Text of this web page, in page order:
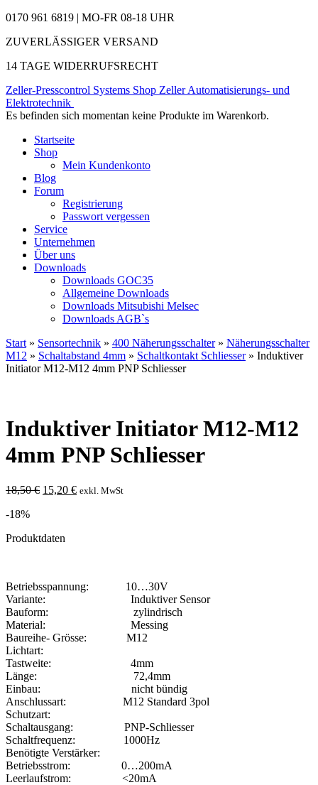
0170 961 6819 | MO-FR 08-18 UHR
ZUVERLÄSSIGER VERSAND
14 TAGE WIDERRUFSRECHT
Zeller-Presscontrol Systems Shop Zeller Automatisierungs- und
Elektrotechnik
Es befinden sich momentan keine Produkte im Warenkorb.
Startseite
Shop
Mein Kundenkonto
Blog
Forum
Registrierung
Passwort vergessen
Service
Unternehmen
Über uns
Downloads
Downloads GOC35
Allgemeine Downloads
Downloads Mitsubishi Melsec
Downloads AGB`s
Start » Sensortechnik » 400 Näherungsschalter» Näherungsschalter
M12 » Schaltabstand 4mm » Schaltkontakt Schliesser» Induktiver
Initiator M12-M12 4mm PNP Schliesser
Induktiver Initiator M12-M12
4mm PNP Schliesser
18,50€ Ursprünglicher
15,20 €Aktueller
exkl. MwSt
-18%
Produktdaten
Betriebsspannung: 10…30V
Variante: Induktiver Sensor
Bauform: zylindrisch
Material: Messing
Baureihe- Grösse: M12
Lichtart:
Tastweite: 4mm
Länge: 72,4mm
Einbau: nicht bündig
Anschlussart: M12 Standard 3pol
Schutzart:
Schaltausgang: PNP-Schliesser
Schaltfrequenz: 1000Hz
Benötigte Verstärker:
Betriebsstrom: 0…200mA
Leerlaufstrom: <20mA